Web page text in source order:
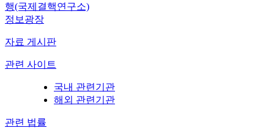
행(국제결핵연구소)
정보광장
자료 게시판
관련 사이트
국내 관련기관
해외 관련기관
관련 법률